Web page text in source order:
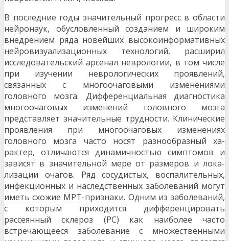
В последние годы значительный прогресс в области
нейронаук, обусловленный созданием и широким
внедрением ряда новейших высокоин­формативных
нейровизуализационных техноло­гий, расширил
исследовательский арсенал невро­логии, в том числе
при изучении неврологических проявлений,
связанных с многоочаговыми измене­ниями
головного мозга. Дифференциальная диа­гностика
многоочаговых изменений головного моз­га
представляет значительные трудности. Клини­ческие
проявления при многоочаговых изменениях
головного мозга часто носят разнообразный ха­
рактер, отличаются динамичностью симптомов и
зависят в значительной мере от размеров и лока­
лизации очагов. Ряд сосудистых, воспалительных,
инфекционных и наследственных заболеваний могут
иметь схожие МРТ-признаки. Одним из за­болеваний,
с которым приходится дифференциро­вать
рассеянный склероз (РС) как наиболее часто
встречающееся заболевание с множественными